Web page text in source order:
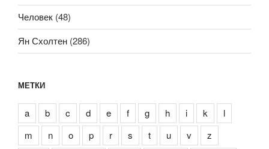
Человек (48)
Ян Схолтен (286)
МЕТКИ
a b c d e f g h i k
l
m
n o p r s t u v
z